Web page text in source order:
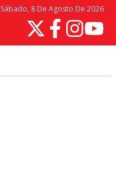
Sábado, 8 De Agosto De 2026